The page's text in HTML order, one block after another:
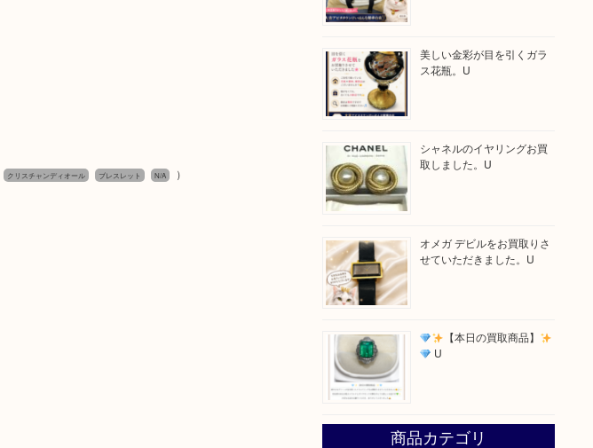
クリスチャンディオール ブレスレット N/A
）
美しい金彩が目を引くガラ
ス花瓶。U
シャネルのイヤリングお買
取しました。U
オメガ デビルをお買取りさ
せていただきました。U
【本日の買取商品】
U
商品カテゴリ